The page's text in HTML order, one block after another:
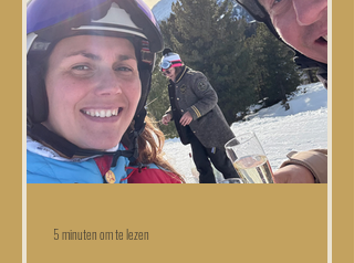
5 minuten om te lezen